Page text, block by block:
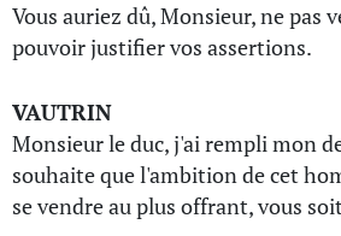
Vous auriez dû, Monsieur, ne pas
pouvoir justifier vos assertions.
VAUTRIN
Monsieur le duc, j'ai rempli mon
souhaite que l'ambition de cet
se vendre au plus offrant, vous